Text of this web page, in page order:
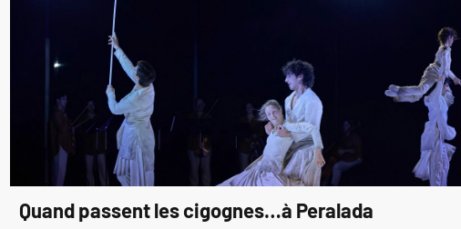
Quand passent les cigognes…à Peralada